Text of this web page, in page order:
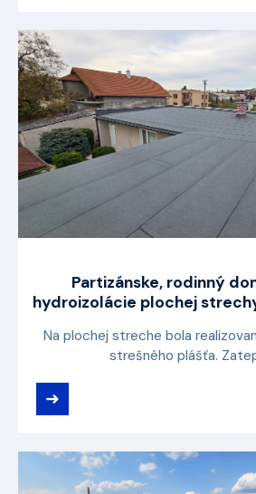
Partizánske, rodinný
hydroizolácie plochej
Na plochej streche bola
strešného plášťa.
➜